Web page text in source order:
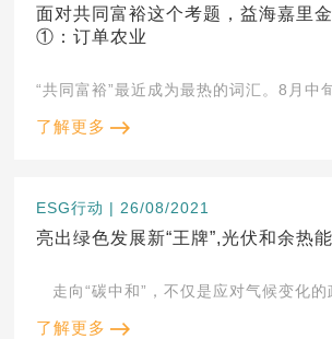
面对共同富裕这个考题，益海嘉里
①：订单农业
“共同富裕”最近成为最热的词汇。8月
了解更多
ESG行动 | 26/08/2021
亮出绿色发展新“王牌”,光伏和余热
了解更多